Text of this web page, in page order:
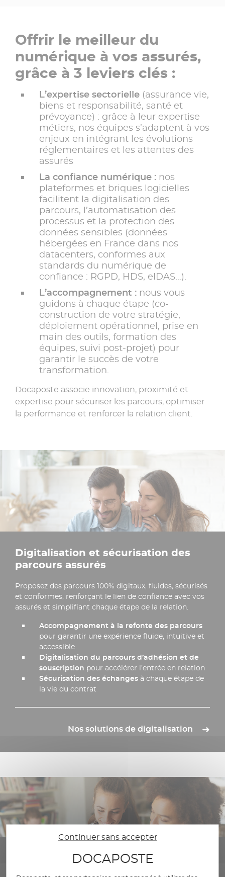
Offrir le meilleur du
numérique à vos assurés,
grâce à 3 leviers clés :​
​L’expertise sectorielle (assurance vie,
biens et responsabilité, santé et
prévoyance) : grâce à leur expertise
métiers, nos équipes s’adaptent à vos
enjeux en intégrant les évolutions
réglementaires et les attentes des
assurés​
La confiance numérique : nos
plateformes et briques logicielles
facilitent la digitalisation des
parcours, l’automatisation des
processus et la protection des
données sensibles (données
hébergées en France dans nos
datacenters, conformes aux
standards du numérique de
confiance : RGPD, HDS, eIDAS…).​
L’accompagnement : nous vous
guidons à chaque étape (co-
construction de votre stratégie,
déploiement opérationnel, prise en
main des outils, formation des
équipes, suivi post-projet) pour
garantir le succès de votre
transformation.​
Docaposte associe innovation, proximité et
expertise pour sécuriser les parcours, optimiser
la performance et renforcer la relation client.​
Digitalisation et sécurisation des
parcours assurés​
Proposez des parcours 100% digitaux, fluides, sécurisés
et conformes, renforçant le lien de confiance avec vos
assurés et simplifiant chaque étape de la relation.
Accompagnement à la refonte des parcours
pour garantir une expérience fluide, intuitive et
accessible
Digitalisation du parcours d’adhésion et de
souscription pour accélérer l’entrée en relation
Sécurisation des échanges à chaque étape de
la vie du contrat
Nos solutions de digitalisation
Délégation de gestion d’actes
Continuer sans accepter
DOCAPOSTE